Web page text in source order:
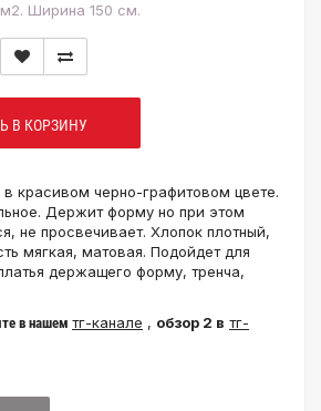
Ширина 150 см.
В КОРЗИНУ
красивом черно-графитовом цвете.
Держит форму но при этом
не просвечивает. Хлопок плотный,
мягкая, матовая. Подойдет для
держащего форму, тренча,
в нашем тг-канале , обзор 2 в тг-